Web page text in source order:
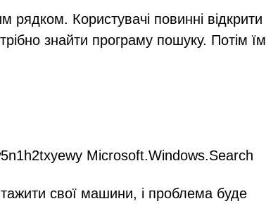
Користувачі повинні відкрити
знайти програму пошуку. Потім їм
Microsoft.Windows.Search
свої машини, і проблема буде